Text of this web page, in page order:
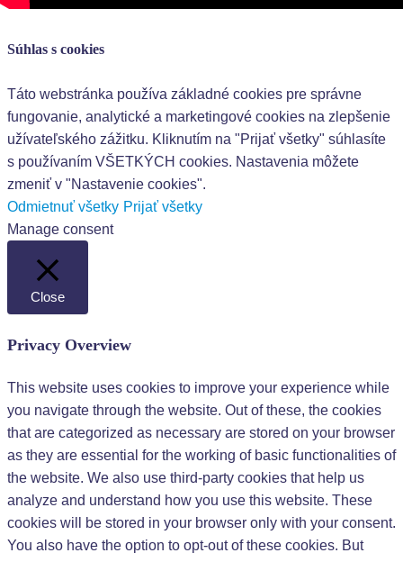
Súhlas s cookies
Táto webstránka používa základné cookies pre správne
fungovanie, analytické a marketingové cookies na zlepšenie
užívateľského zážitku. Kliknutím na "Prijať všetky" súhlasíte
s používaním VŠETKÝCH cookies. Nastavenia môžete
zmeniť v "Nastavenie cookies".
Odmietnuť všetky Prijať všetky
Manage consent
Close
Privacy Overview
This website uses cookies to improve your experience while
you navigate through the website. Out of these, the cookies
that are categorized as necessary are stored on your browser
as they are essential for the working of basic functionalities of
the website. We also use third-party cookies that help us
analyze and understand how you use this website. These
cookies will be stored in your browser only with your consent.
You also have the option to opt-out of these cookies. But